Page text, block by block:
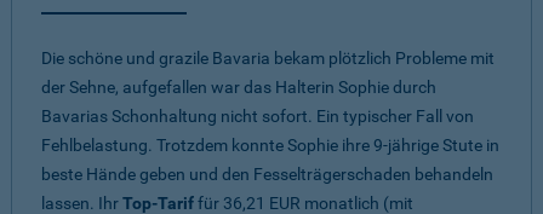
Die schöne und grazile Bavaria bekam plötzlich Probleme mit
der Sehne, aufgefallen war das Halterin Sophie durch
Bavarias Schonhaltung nicht sofort. Ein typischer Fall von
Fehlbelastung. Trotzdem konnte Sophie ihre 9-jährige Stute in
beste Hände geben und den Fesselträgerschaden behandeln
lassen. IhrTop-Tariffür 36,21 EUR monatlich (mit